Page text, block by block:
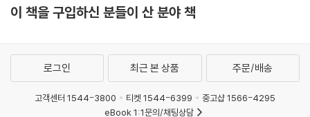
이 책을 구입하신 분들이 산 분야 책
로그인 최근 본 상품 주문/배송
고객센터 1544-3800 티켓 1544-6399
중고샵 1566-4295
eBook 1:1문의/채팅상담